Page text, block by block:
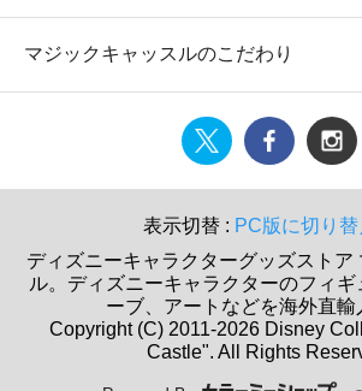
マジックキャッスルのこだわり
表示切替 : PC版に切り替
ディズニーキャラクターグッズストア
ル。ディズニーキャラクターのフィギ
ーブ、アートなどを海外直輸
Copyright (C) 2011-2026 Disney
Castle". All Rights